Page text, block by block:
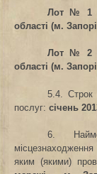
Лот № 1 –
області (м.
Лот № 2 –
області (м.
5.4. Строк
послуг: січень
6.
яким (якими)